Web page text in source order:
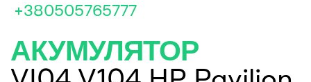
+380505765777
АКУМУЛЯТОР